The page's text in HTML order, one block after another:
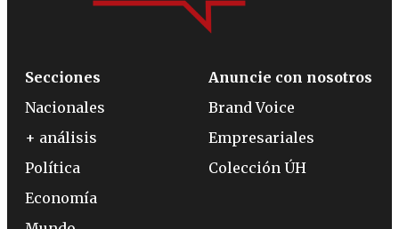
Secciones
Nacionales
+ análisis
Política
Economía
Anuncie con nosotros
Brand Voice
Empresariales
Colección ÚH